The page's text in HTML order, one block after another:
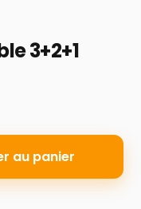
3+2+1
au panier